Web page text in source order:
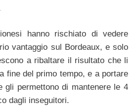
hanno rischiato di vedere
vantaggio sul Bordeaux, e solo
a ribaltare il risultato che li
fine del primo tempo, e a portare
gli permettono di mantenere le 4
dagli inseguitori.